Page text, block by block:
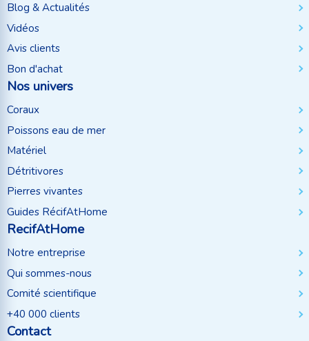
Blog & Actualités
Vidéos
Avis clients
Bon d'achat
Nos univers
Coraux
Poissons eau de mer
Matériel
Détritivores
Pierres vivantes
Guides RécifAtHome
RecifAtHome
Notre entreprise
Qui sommes-nous
Comité scientifique
+40 000 clients
Contact